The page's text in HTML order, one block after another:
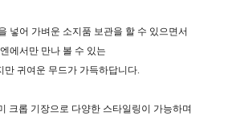
넣어 가벼운 소지품 보관을 할 수 있으면서
에서만 만나 볼 수 있는
만 귀여운 무드가 가득하답니다.
크롭 기장으로 다양한 스타일링이 가능하며